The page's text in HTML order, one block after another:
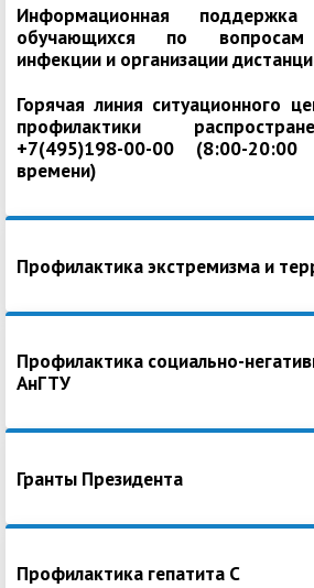
Информационная
обучающихся по вопросам
инфекции и организации
Горячая линия ситуационного
профилактики
+7(495)198-00-00 (8:00-
времени)
Профилактика экстремизма и
Профилактика социально-
АнГТУ
Гранты Президента
Профилактика гепатита С